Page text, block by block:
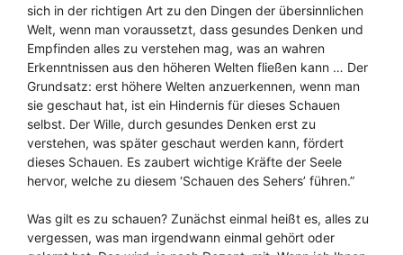
sich in der richtigen Art zu den Dingen der übersinnlichen
Welt, wenn man voraussetzt, dass gesundes Denken und
Empfinden alles zu verstehen mag, was an wahren
Erkenntnissen aus den höheren Welten fließen kann … Der
Grundsatz: erst höhere Welten anzuerkennen, wenn man
sie geschaut hat, ist ein Hindernis für dieses Schauen
selbst. Der Wille, durch gesundes Denken erst zu
verstehen, was später geschaut werden kann, fördert
dieses Schauen. Es zaubert wichtige Kräfte der Seele
hervor, welche zu diesem ‘Schauen des Sehers’ führen.”
Was gilt es zu schauen? Zunächst einmal heißt es, alles zu
vergessen, was man irgendwann einmal gehört oder